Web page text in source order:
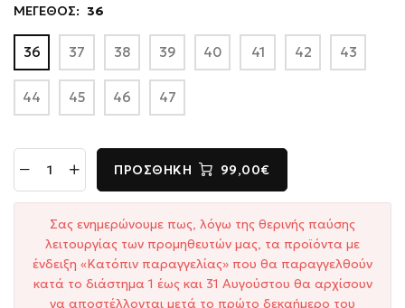
ΜΕΓΕΘΟΣ: 36
36 37 38 39 40 41 42 43
44 45 46 47
ΠΡΟΣΘΉΚΗ 99,00€
Σας ενημερώνουμε πως, λόγω της θερινής παύσης
λειτουργίας των προμηθευτών μας, τα προϊόντα με
ένδειξη «Κατόπιν παραγγελίας» που θα παραγγελθούν
κατά το διάστημα 1 έως και 31 Αυγούστου θα αρχίσουν
να αποστέλλονται μετά το πρώτο δεκαήμερο του